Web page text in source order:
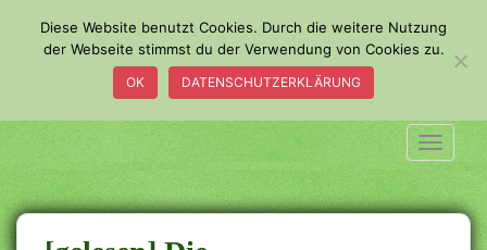
o
m
a
i
n
Diese Website benutzt Cookies. Durch die weitere Nutzung
der Webseite stimmst du der Verwendung von Cookies zu.
OK DATENSCHUTZERKLÄRUNG